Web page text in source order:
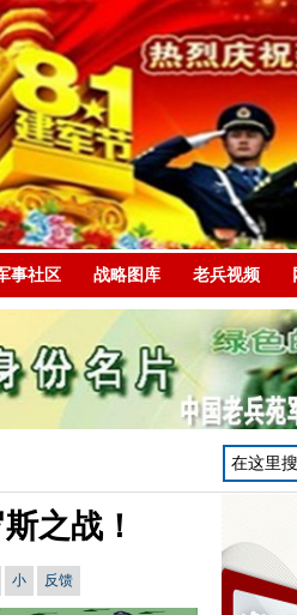
事社区 战略图库 老兵视频
之战！
小 反馈